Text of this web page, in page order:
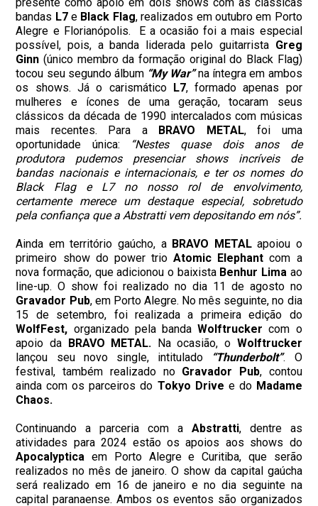
bandas L7e Black Flag, realizados em outubro em Porto
Alegre e Florianópolis. E a ocasião foi a mais especial
possível, pois, a banda liderada pelo guitarrista Greg
Ginn (único membro da formação original do Black Flag)
tocou seu segundo álbum “My War”na íntegra em ambos
os shows. Já o carismático L7, formado apenas por
mulheres e ícones de uma geração, tocaram seus
clássicos da década de 1990 intercalados com músicas
mais recentes. Para a BRAVO METAL, foi uma
oportunidade única:
“Nestes quase dois anos de
produtora pudemos presenciar shows incríveis de
bandas nacionais e internacionais, e ter os nomes do
Black Flag e L7 no nosso rol de envolvimento,
certamente merece um destaque especial, sobretudo
pela confiança que a Abstratti vem depositando em nós”.
Ainda em território gaúcho, a BRAVO METALapoiou o
primeiro show do power trioAtomic Elephant com a
nova formação, que adicionou o baixista Benhur Lima ao
line-up. O show foi realizado no dia 11 de agosto no
Gravador Pub, em Porto Alegre. No mês seguinte, no dia
15 de setembro, foi realizada a primeira edição do
WolfFest, organizado pela bandaWolftruckercom o
apoio da BRAVO METAL. Na ocasião, o Wolftrucker
lançou seu novo single, intitulado
“Thunderbolt”. O
festival, também realizado no Gravador Pub, contou
ainda com os parceiros do Tokyo Drive e do Madame
Chaos.
Continuando a parceria com a Abstratti, dentre as
atividades para 2024 estão os apoios aos shows do
Apocalypticaem Porto Alegre e Curitiba, que serão
realizados no mês de janeiro. O show da capital gaúcha
será realizado em 16 de janeiro e no dia seguinte na
capital paranaense. Ambos os eventos são organizados